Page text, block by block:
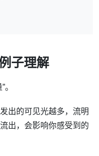
子理解
出的可见光越多，流明
出，会影响你感受到的